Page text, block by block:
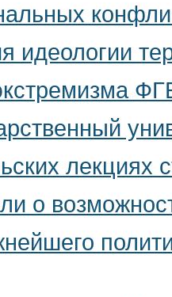
идеологии
лекциях
о